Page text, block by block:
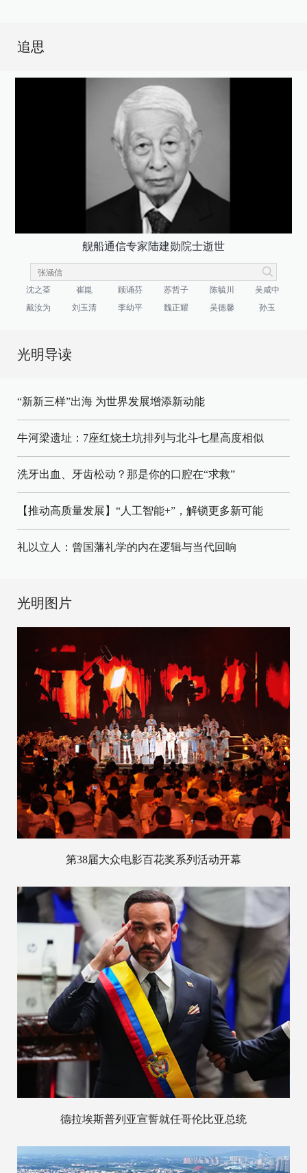
追思
舰船通信专家陆建勋院士逝世
沈之荃 崔崑 顾诵芬 苏哲子 陈毓川
吴咸中
戴汝为
刘玉清 李幼平 魏正耀 吴德馨 孙玉
光明导读
“新新三样”出海 为世界发展增添新动能
牛河梁遗址：7座红烧土坑排列与北斗七星高度相似
洗牙出血、牙齿松动？那是你的口腔在“求救”
【推动高质量发展】“人工智能+”，解锁更多新可能
礼以立人：曾国藩礼学的内在逻辑与当代回响
光明图片
第38届大众电影百花奖系列活动开幕
德拉埃斯普列亚宣誓就任哥伦比亚总统